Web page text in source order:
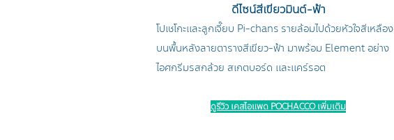
ดีไซน์สีเขียวมินต์-ฟ้า
โปเชโกะและลูกเจี๊ยบ Pi-chans รายล้อมไปด้วยหัวใจสีเหลือง
บนพื้นหลังลายตารางสีเขียว-ฟ้า มาพร้อม Element อย่าง
ไอศกรีมรสกล้วย สเกตบอร์ด และแคร์รอต
ดูรีวิว เคสไอแพด POCHACCO เพิ่มเติม